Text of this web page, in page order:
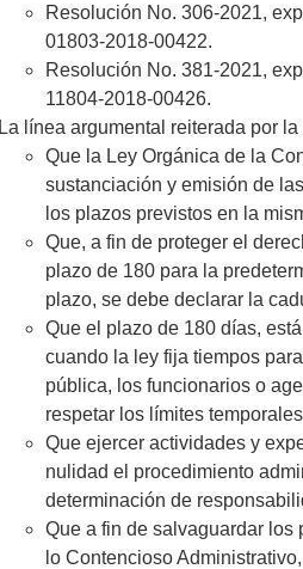
Resolución No. 306-2021,
01803-2018-00422.
Resolución No. 381-2021,
11804-2018-00426.
La línea argumental reiterada por
Que la Ley Orgánica de la
sustanciación y emisión de
los plazos previstos en la
Que, a fin de proteger el
plazo de 180 para la
plazo, se debe declarar la
Que el plazo de 180 días,
cuando la ley fija tiempos
pública, los funcionarios o
respetar los límites
Que ejercer actividades y
nulidad el procedimiento
determinación de
Que a fin de salvaguardar
lo Contencioso